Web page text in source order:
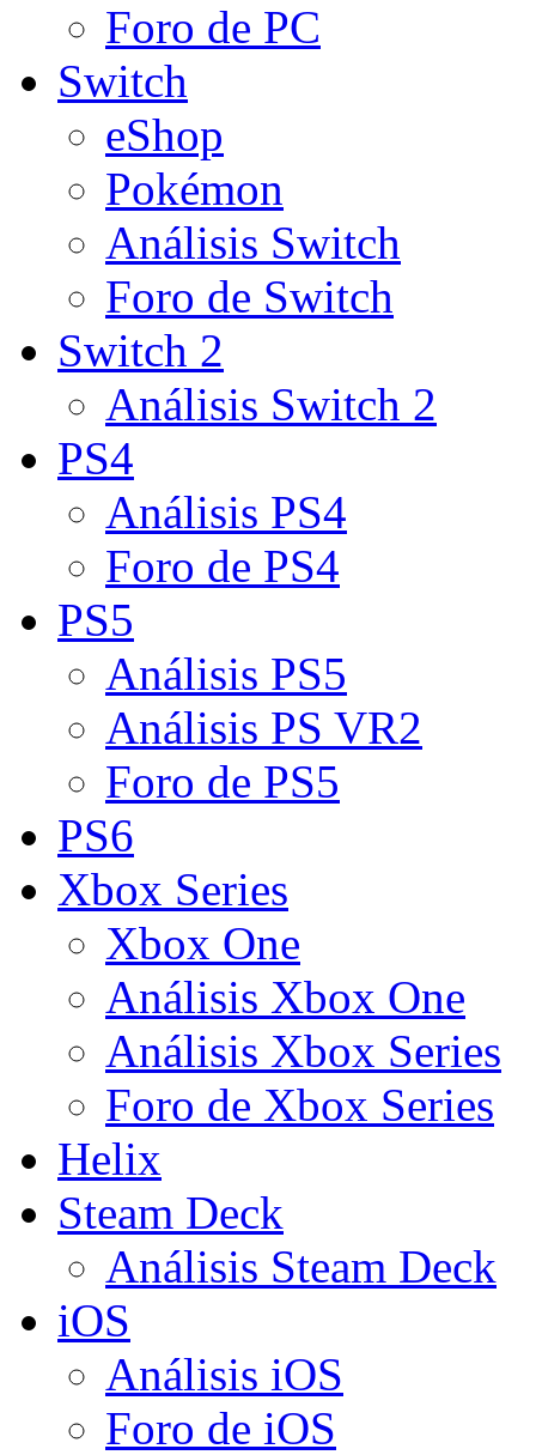
Foro de PC
Switch
eShop
Pokémon
Análisis Switch
Foro de Switch
Switch 2
Análisis Switch 2
PS4
Análisis PS4
Foro de PS4
PS5
Análisis PS5
Análisis PS VR2
Foro de PS5
PS6
Xbox Series
Xbox One
Análisis Xbox One
Análisis Xbox Series
Foro de Xbox Series
Helix
Steam Deck
Análisis Steam Deck
iOS
Análisis iOS
Foro de iOS